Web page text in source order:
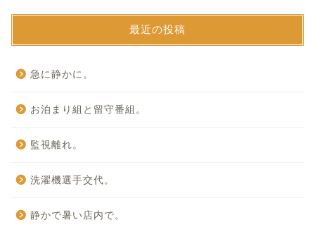
最近の投稿
急に静かに。
お泊まり組と留守番組。
監視離れ。
洗濯機選手交代。
静かで暑い店内で。